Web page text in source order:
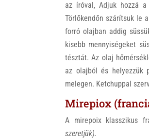
az íróval, Adjuk hozzá
Törlőkendőn szárítsuk le
forró olajban addig
kisebb mennyiségeket
tésztát. Az olaj
az olajból és helyezzük
melegen. Ketchuppal
Mirepiox
A mirepoix klasszikus
szeretjük).